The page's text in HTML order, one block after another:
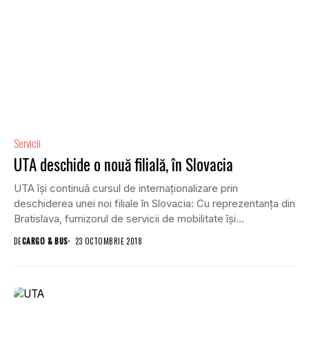
Servicii
UTA deschide o nouă filială, în Slovacia
UTA își continuă cursul de internaționalizare prin
deschiderea unei noi filiale în Slovacia: Cu reprezentanța din
Bratislava, furnizorul de servicii de mobilitate își...
DECARGO & BUS 23 OCTOMBRIE 2018